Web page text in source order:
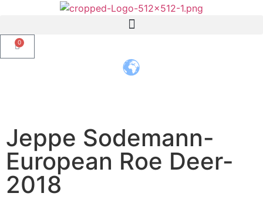
0
Jeppe Sodemann-
European Roe Deer-
2018